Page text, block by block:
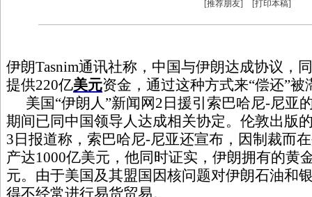
[推荐朋友] [打印本稿]
伊朗Tasnim通讯社称，中国与伊朗达成协议，
提供220亿美元资金，通过这种方式来“偿还”
美国“伊朗人”新闻网2日援引索巴哈尼-尼亚
期间已同中国领导人达成相关协定。伦敦出版
3日报道称，索巴哈尼-尼亚还宣布，因制裁而
产达1000亿美元，他同时证实，伊朗拥有的黄
元。由于美国及其盟国因核问题对伊朗石油和
得不经常进行易货贸易。